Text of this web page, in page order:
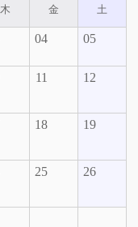
木 金 土
04 05
11 12
18 19
25 26